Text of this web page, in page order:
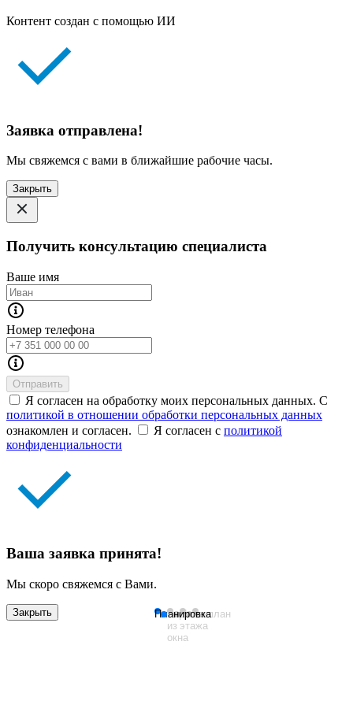
Планировка
Вид
из
окна
План
этажа
Генплан
Контент создан с помощью ИИ
Заявка отправлена!
Мы свяжемся с вами в ближайшие рабочие часы.
Закрыть
Получить консультацию специалиста
Ваше имя
Номер телефона
Отправить
Я согласен на обработку моих персональных данных. С
политикой в отношении обработки персональных данных
ознакомлен и согласен.
Я согласен с политикой
конфиденциальности
Ваша заявка принята!
Мы скоро свяжемся с Вами.
Закрыть